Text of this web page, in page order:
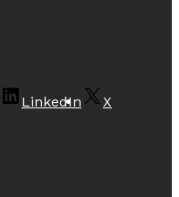
LinkedIn
X